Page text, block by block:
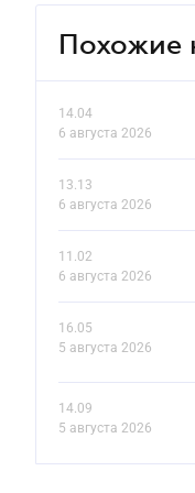
Похожие
14.04
6 августа 2026
13.13
6 августа 2026
11.02
6 августа 2026
16.05
5 августа 2026
14.09
5 августа 2026